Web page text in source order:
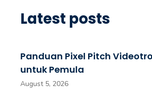
Latest posts
Panduan Pixel Pitch
untuk Pemula
August 5, 2026